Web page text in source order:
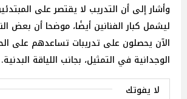
وأشار إلى أن التدريب لا يقتصر على
ليشمل كبار الفنانين أيضًا، موضحا أن بعض
الآن يحصلون على تدريبات تساعدهم على
الوجدانية في التمثيل، بجانب اللياقة البدنية.
لا يفوتك